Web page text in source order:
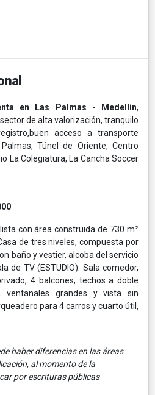
en Las Palmas - Medellin,
de alta valorización, tranquilo
acceso a transporte
Túnel de Oriente, Centro
La Colegiatura, La Cancha Soccer
con área construida de 730 m²
de tres niveles, compuesta por
baño y vestier, alcoba del servicio
de TV (ESTUDIO). Sala comedor,
4 balcones, techos a doble
ventanales grandes y vista sin
para 4 carros y cuarto útil,
haber diferencias en las áreas
al momento de la
por escrituras públicas